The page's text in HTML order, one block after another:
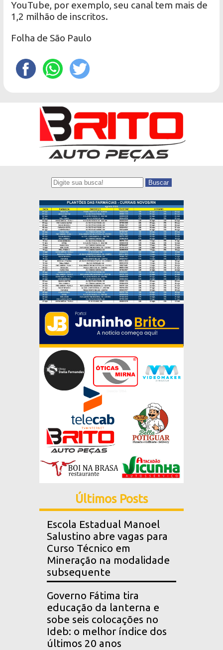
YouTube, por exemplo, seu canal tem mais de
1,2 milhão de inscritos.
Folha de São Paulo
Buscar
Últimos Posts
Escola Estadual Manoel
Salustino abre vagas para
Curso Técnico em
Mineração na modalidade
subsequente
Governo Fátima tira
educação da lanterna e
sobe seis colocações no
Ideb: o melhor índice dos
últimos 20 anos